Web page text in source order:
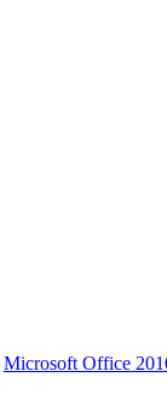
Microsoft Office